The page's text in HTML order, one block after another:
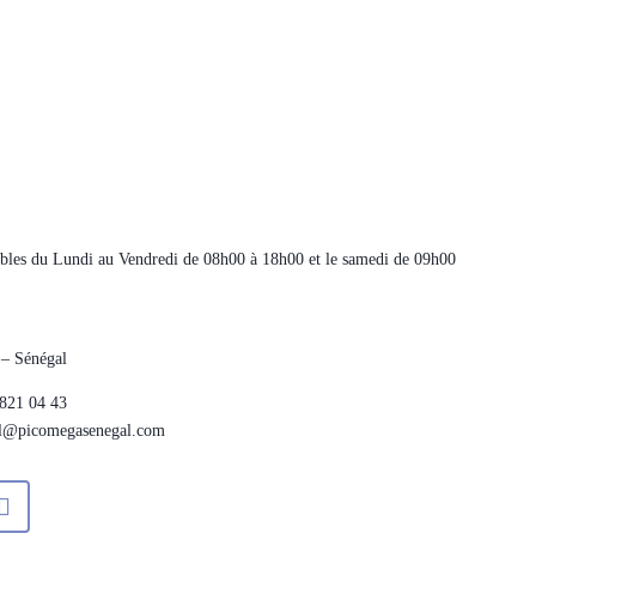
du Lundi au Vendredi de 08h00 à 18h00 et le samedi de 09h00
Sénégal
04 43